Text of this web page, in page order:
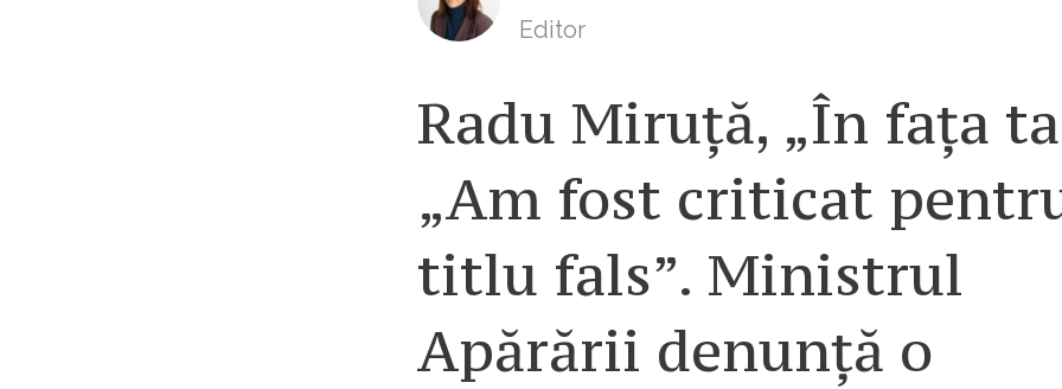
Editor
Radu Miruță, „În fața
„Am fost criticat
titlu fals”. Ministrul
Apărării denunță o